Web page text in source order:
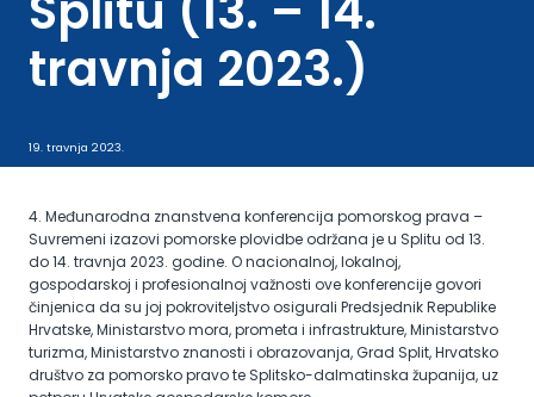
travnja 2023.)
19. travnja 2023.
4. Međunarodna znanstvena konferencija pomorskog prava –
Suvremeni izazovi pomorske plovidbe održana je u Splitu od 13.
do 14. travnja 2023. godine. O nacionalnoj, lokalnoj,
gospodarskoj i profesionalnoj važnosti ove konferencije govori
činjenica da su joj pokroviteljstvo osigurali Predsjednik Republike
Hrvatske, Ministarstvo mora, prometa i infrastrukture, Ministarstvo
turizma, Ministarstvo znanosti i obrazovanja, Grad Split, Hrvatsko
društvo za pomorsko pravo te Splitsko-dalmatinska županija, uz